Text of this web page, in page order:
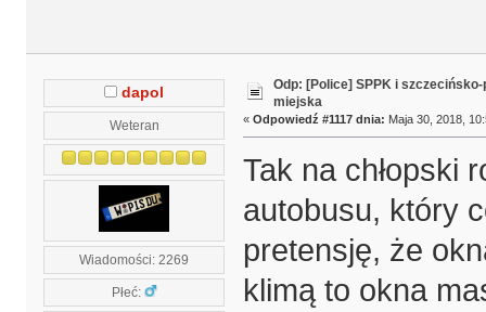
dapol
Weteran
Wiadomości: 2269
Płeć:
Odp: [Police] SPPK i
miejska
« Odpowiedź #1117 dnia: Maja 30, 2018,
Tak na chłopski
autobusu, który
pretensję, że
klimą to okna